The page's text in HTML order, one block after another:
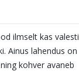
ilmselt kas valesti
Ainus lahendus on
kohver avaneb